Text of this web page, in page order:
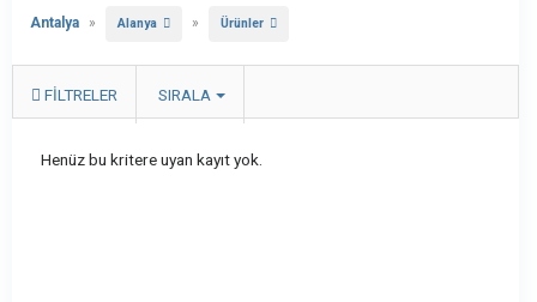
Antalya » Alanya » Ürünler
FILTRELER SIRALA
Henüz bu kritere uyan kayıt yok.